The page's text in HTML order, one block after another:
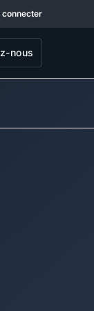
connecter
nous